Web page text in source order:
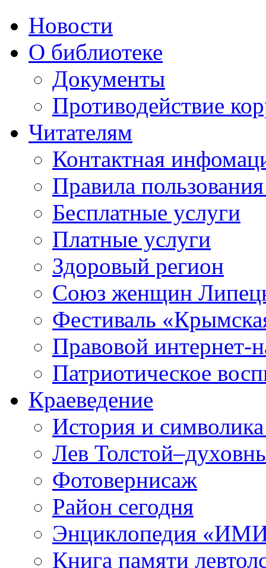
Новости
О библиотеке
Документы
Противодействие
Читателям
Контактная
Правила
Бесплатные услуги
Платные услуги
Здоровый регион
Союз женщин
Фестиваль
Правовой интернет-
Патриотическое
Краеведение
История и
Лев
Фотовернисаж
Район сегодня
Энциклопедия «ИМИ
Книга памяти